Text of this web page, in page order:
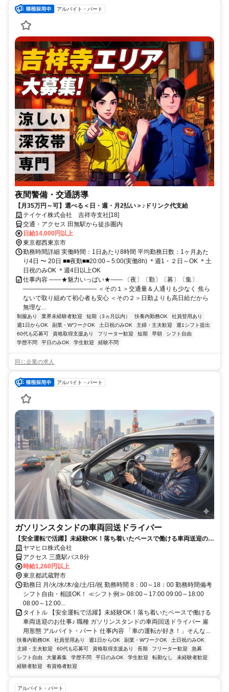
アルバイト・パート
夜間警備・交通誘導
【月35万円～可】選べる＜日・週・月2払い＞♪ドリンク代支給
テイケイ株式会社 吉祥寺支社[18]
交通・アクセス 田無駅から徒歩圏内
日給14,000円以上
東京都西東京市
勤務時間詳細 実働時間：1日あたり8時間 平均勤務日数：1ヶ月あた
り4日 〜 20日 ■■夜勤■■20:00～5:00(実働8h) ＊週1・２日～OK ＊土
日祝のみOK ＊週4日以上OK
仕事内容 ――★魅力いっぱい★―― 〔夜〕〔勤〕〔募〕〔集〕
―――――――――――― ＜その１＞交通量＆人通りも少なく 焦ら
ないで取り組めて初心者も安心 ＜その２＞日勤よりも高日給だから
無理な...
制服あり 業界未経験者歓迎 短期（3ヵ月以内） 扶養内勤務OK
社員登用あり
週1日からOK
副業・WワークOK 土日祝のみOK 主婦・主夫歓迎
週1シフト提出
60代も応募可
資格取得支援あり フリーター歓迎 短期 早朝
シフト自由
学歴不問
平日のみOK 学生歓迎 経験不問
同じ企業の求人
アルバイト・パート
ガソリンスタンドの車両回送ドライバー
【安全運転で活躍】未経験OK！落ち着いたペースで働ける車両送迎のお
仕事♪ヤマヒロ株式会社
アクセス 三鷹駅バス8分
時給1,260円以上
東京都武蔵野市
勤務日 月/火/水/木/金/土/日/祝 勤務時間 8：00～18：00 勤務時間備考
シフト自由・相談OK！ ≪シフト例≫ 08:00～17:00 09:00～18:00
08:00～12:00...
タイトル 【安全運転で活躍】未経験OK！落ち着いたペースで働ける
車両送迎のお仕事♪ 職種 ガソリンスタンドの車両回送ドライバー 雇
用形態 アルバイト・パート 仕事内容 「車の運転が好き！」そんな...
扶養内勤務OK 社員登用あり 週1日からOK 副業・WワークOK
土日祝のみOK
主婦・主夫歓迎
60代も応募可 資格取得支援あり 長期 フリーター歓迎
急募
シフト自由
大量募集 学歴不問 平日のみOK 学生歓迎 転勤なし
未経験者歓迎
経験者歓迎
有資格者歓迎
アルバイト・パート